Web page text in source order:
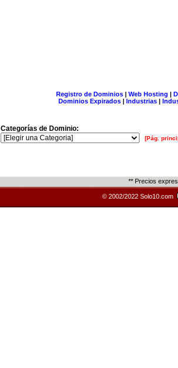
Registro de Dominios| Web Hosting |
Dominios Expirados | Industrias |
Categorías de Dominio:
[Pág.
** Precios
© 2002/2022 Solo10.com